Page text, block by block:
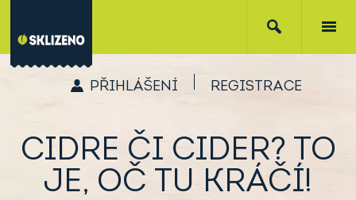
PŘIHLÁŠENÍ REGISTRACE
CIDRE ČI CIDER? TO
JE, OČ TU KRÁČÍ!